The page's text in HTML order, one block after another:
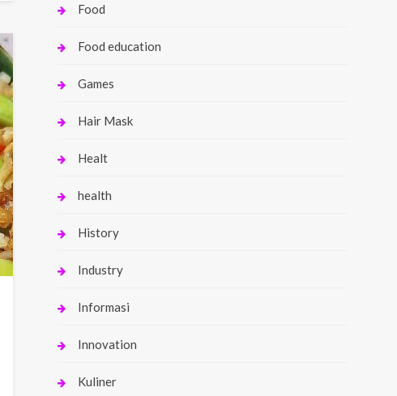
Food
Food education
Games
Hair Mask
Healt
health
History
Industry
Informasi
Innovation
Kuliner